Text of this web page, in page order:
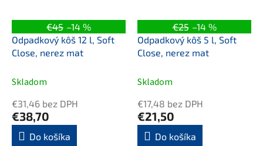
€45 –14 %
Odpadkový kôš 12 l, Soft
Close, nerez mat
Skladom
€31,46 bez DPH
€38,70
Do košíka
€25 –14 %
Odpadkový kôš 5 l, Soft
Close, nerez mat
Skladom
€17,48 bez DPH
€21,50
Do košíka